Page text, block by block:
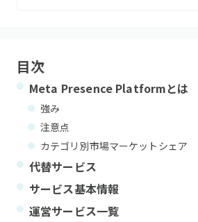
目次
Meta Presence Platformとは
強み
注意点
カテゴリ別市場マーケットシェア
代替サービス
サービス基本情報
運営サービス一覧